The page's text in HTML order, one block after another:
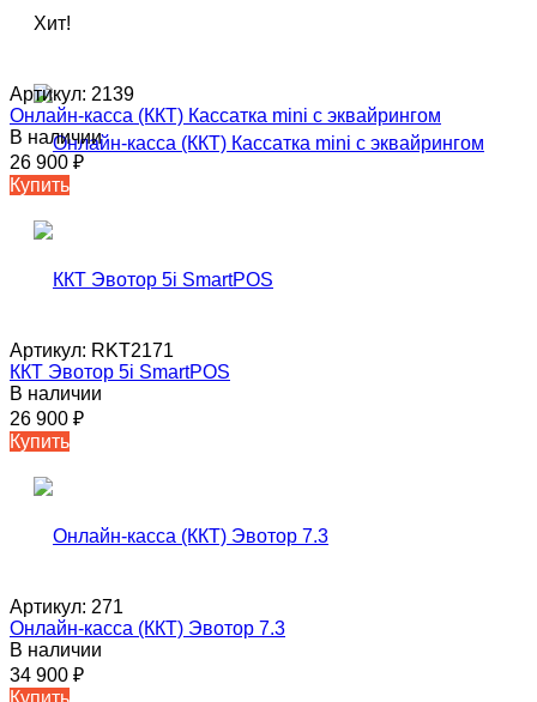
Хит!
Артикул: 2139
Онлайн-касса (ККТ) Кассатка mini c эквайрингом
В наличии
26 900 ₽
Купить
Артикул: RKT2171
ККТ Эвотор 5i SmartPOS
В наличии
26 900 ₽
Купить
Артикул: 271
Онлайн-касса (ККТ) Эвотор 7.3
В наличии
34 900 ₽
Купить